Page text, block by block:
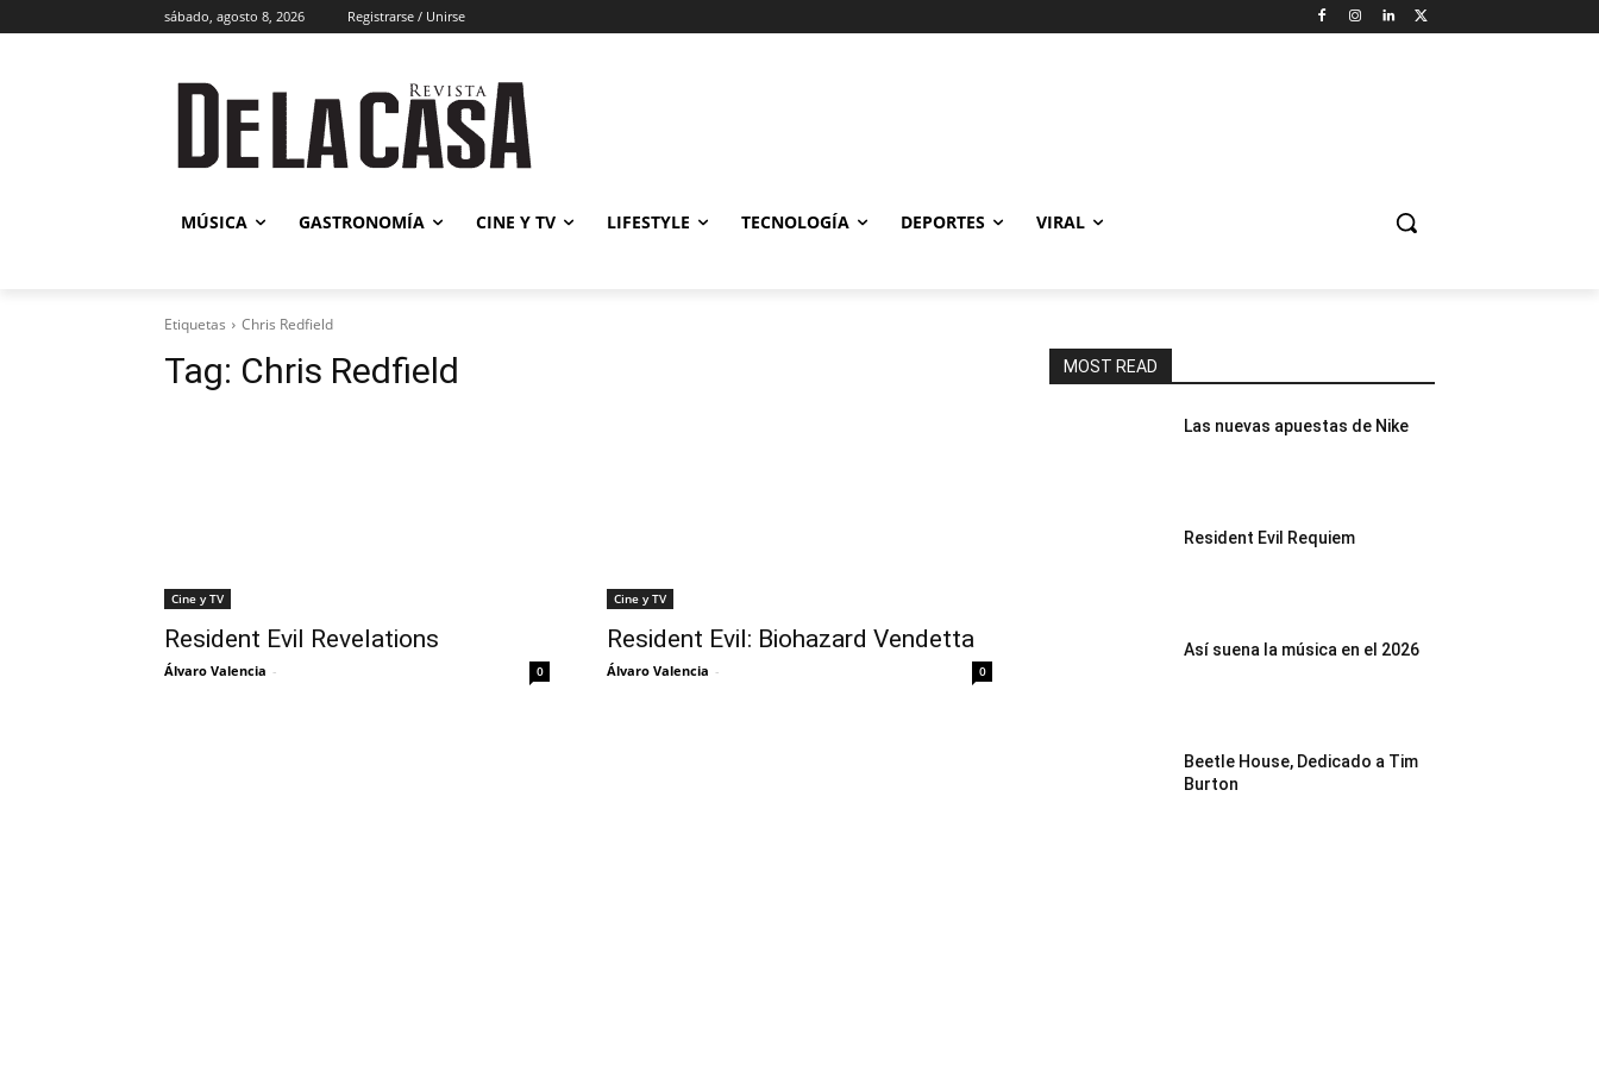
sábado, agosto 8, 2026 Registrarse / Unirse
MÚSICA GASTRONOMÍA CINE Y TV LIFESTYLE TECNOLOGÍA DEPORTES VIRAL
Etiquetas Chris Redfield
Tag: Chris Redfield
Cine y TV
Resident Evil Revelations
Álvaro Valencia - 0
Cine y TV
Resident Evil: Biohazard Vendetta
Álvaro Valencia - 0
MOST READ
Las nuevas apuestas de Nike
Resident Evil Requiem
Así suena la música en el 2026
Beetle House, Dedicado a Tim
Burton